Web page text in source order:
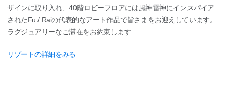
ザインに取り入れ、40階ロビーフロアには風神雷神にインスパイア
されたFu / Raiの代表的なアート作品で皆さまをお迎えしています。
ラグジュアリーなご滞在をお約束します
リゾートの詳細をみる